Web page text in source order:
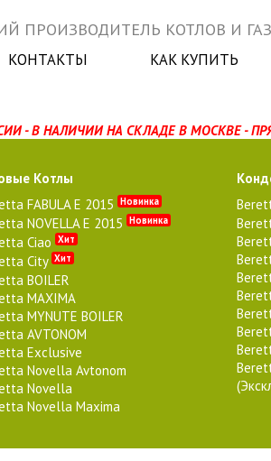
ПРОИЗВОДИТЕЛЬ КОТЛОВ И
КОНТАКТЫ КАК КУПИТЬ
- В НАЛИЧИИ НА СКЛАДЕ В МОСКВЕ -
Котлы
FABULA E 2015 Новинка
NOVELLA E 2015 Новинка
Ciao Хит
City Хит
BOILER
MAXIMA
MYNUTE BOILER
AVTONOM
Exclusive
Novella Avtonom
Novella
Novella Maxima